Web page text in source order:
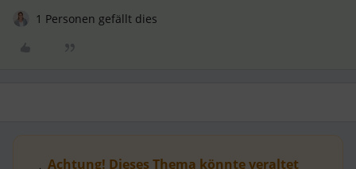
1 Personen gefällt dies
Achtung! Dieses Thema könnte veraltet